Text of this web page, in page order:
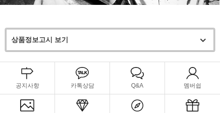
상품정보고시 보기
공지사항 카톡상담 Q&A 멤버쉽